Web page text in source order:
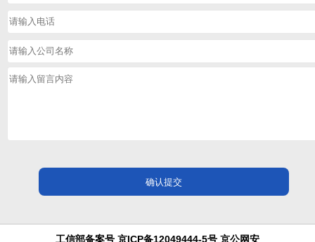
工信部备案号 京ICP备12049444-5号 京公网安